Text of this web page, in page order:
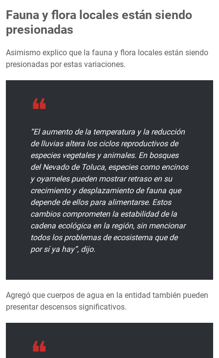
Fauna y flora locales están siendo
presionadas
Asimismo explico que la fauna y flora locales están siendo
presionadas por estas variaciones.
“El aumento de la temperatura y la reducción
de lluvias altera los ciclos reproductivos de
especies vegetales y animales. En bosques
del Nevado de Toluca, especies como encinos
y oyameles pueden mostrar retraso en su
crecimiento y desplazamiento de fauna que
depende de ellos para alimentarse. Estos
cambios comprometen la estabilidad de la
cadena ecológica en la región, sin mencionar
todos los problemas de ecosistema que de
por sí ya hay”, dijo.
Agregó que cuerpos de agua en la entidad también pueden
presentar descensos significativos.